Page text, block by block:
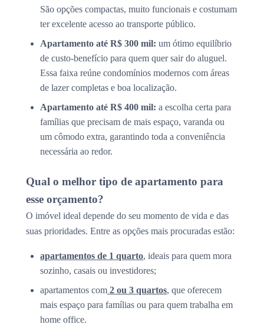
São opções compactas, muito funcionais e costumam
ter excelente acesso ao transporte público.
Apartamento até R$ 300 mil: um ótimo equilíbrio
de custo-benefício para quem quer sair do aluguel.
Essa faixa reúne condomínios modernos com áreas
de lazer completas e boa localização.
Apartamento até R$ 400 mil: a escolha certa para
famílias que precisam de mais espaço, varanda ou
um cômodo extra, garantindo toda a conveniência
necessária ao redor.
Qual o melhor tipo de apartamento para
esse orçamento?
O imóvel ideal depende do seu momento de vida e das
suas prioridades. Entre as opções mais procuradas estão:
apartamentos de 1 quarto, ideais para quem mora
sozinho, casais ou investidores;
apartamentos com 2 ou 3 quartos, que oferecem
mais espaço para famílias ou para quem trabalha em
home office.